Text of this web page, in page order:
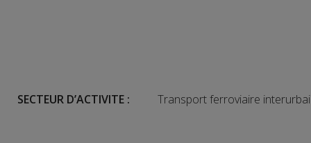
SECTEUR D’ACTIVITE : Transport ferroviaire